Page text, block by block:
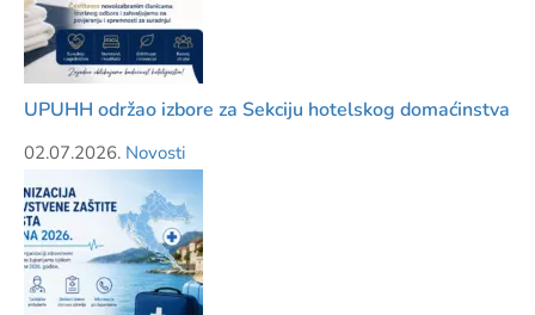
UPUHH održao izbore za Sekciju hotelskog domaćinstva
02.07.2026. Novosti